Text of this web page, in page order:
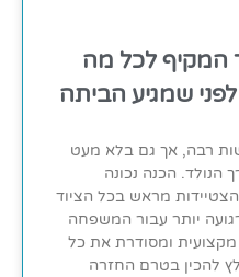
המקיף לכל מה
שמגיע הביתה
רבה, אך גם בלא מעט
הנולד. הכנה נכונה
מראש בכל הציוד
יותר עבור המשפחה
ומסודרת את כל
להכין בטרם החזרה